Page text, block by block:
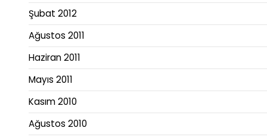
Şubat 2012
Ağustos 2011
Haziran 2011
Mayıs 2011
Kasım 2010
Ağustos 2010